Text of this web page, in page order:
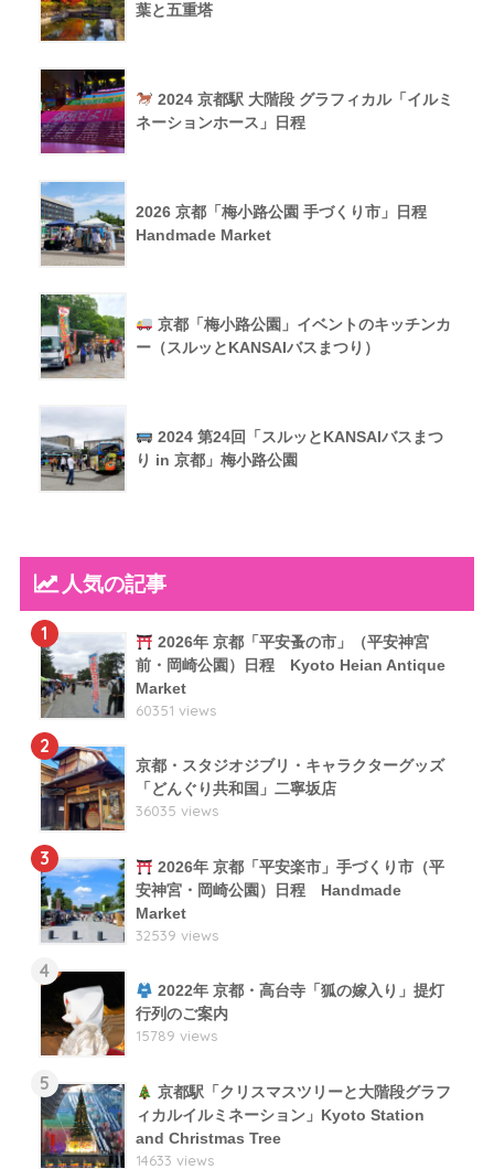
葉と五重塔
2024 京都駅 大階段 グラフィカル「イルミ
ネーションホース」日程
2026 京都「梅小路公園 手づくり市」日程
Handmade Market
京都「梅小路公園」イベントのキッチンカ
ー（スルッとKANSAIバスまつり）
2024 第24回「スルッとKANSAIバスまつ
り in 京都」梅小路公園
人気の記事
1
2026年 京都「平安蚤の市」（平安神宮
前・岡崎公園）日程 Kyoto Heian Antique
Market
60351 views
2
京都・スタジオジブリ・キャラクターグッズ
「どんぐり共和国」二寧坂店
36035 views
3
2026年 京都「平安楽市」手づくり市（平
安神宮・岡崎公園）日程 Handmade
Market
32539 views
4
2022年 京都・高台寺「狐の嫁入り」提灯
行列のご案内
15789 views
5
京都駅「クリスマスツリーと大階段グラフ
ィカルイルミネーション」Kyoto Station
and Christmas Tree
14633 views